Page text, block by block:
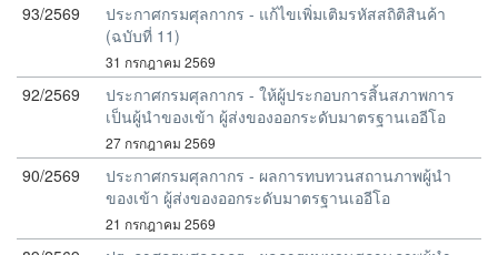
93/2569
ประกาศกรมศุลกากร - แก้ไขเพิ่มเติมรหัสสถิติสินค้า
(ฉบับที่ 11)
31 กรกฎาคม 2569
92/2569
ประกาศกรมศุลกากร - ให้ผู้ประกอบการสิ้นสภาพการ
เป็นผู้นำของเข้า ผู้ส่งของออกระดับมาตรฐานเออีโอ
27 กรกฎาคม 2569
90/2569
ประกาศกรมศุลกากร - ผลการทบทวนสถานภาพผู้นำ
ของเข้า ผู้ส่งของออกระดับมาตรฐานเออีโอ
21 กรกฎาคม 2569